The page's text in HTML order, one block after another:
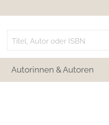
for:
Autorinnen & Autoren